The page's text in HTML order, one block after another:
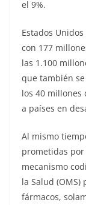
el 9%.
Estados
con 177
las 1.100
que también
los 40
a países en
Al mismo
prometidas por
mecanismo
la Salud
fármacos,